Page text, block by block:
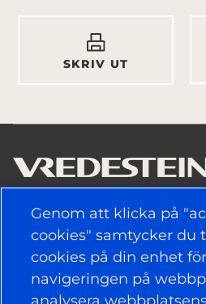
SKRIV UT
ANVÄNDBARA LÄNKAR
DÄCK
POLITIK
Genom att klicka på
cookies" samtycker du
cookies på din enhet
navigeringen på